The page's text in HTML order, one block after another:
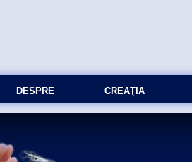
DESPRE CREAŢIA